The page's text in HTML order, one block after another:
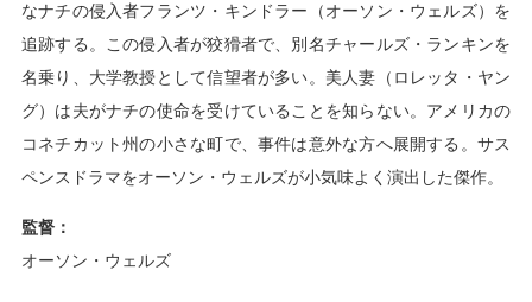
なナチの侵入者フランツ・キンドラー（オーソン・ウェルズ）を
追跡する。この侵入者が狡猾者で、別名チャールズ・ランキンを
名乗り、大学教授として信望者が多い。美人妻（ロレッタ・ヤン
グ）は夫がナチの使命を受けていることを知らない。アメリカの
コネチカット州の小さな町で、事件は意外な方へ展開する。サス
ペンスドラマをオーソン・ウェルズが小気味よく演出した傑作。
監督：
オーソン・ウェルズ